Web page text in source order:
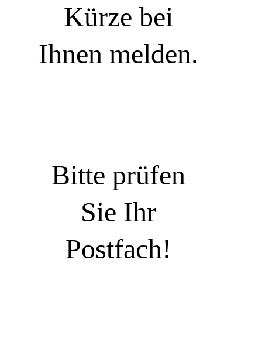
Kürze bei
Ihnen melden.
Bitte prüfen
Sie Ihr
Postfach!